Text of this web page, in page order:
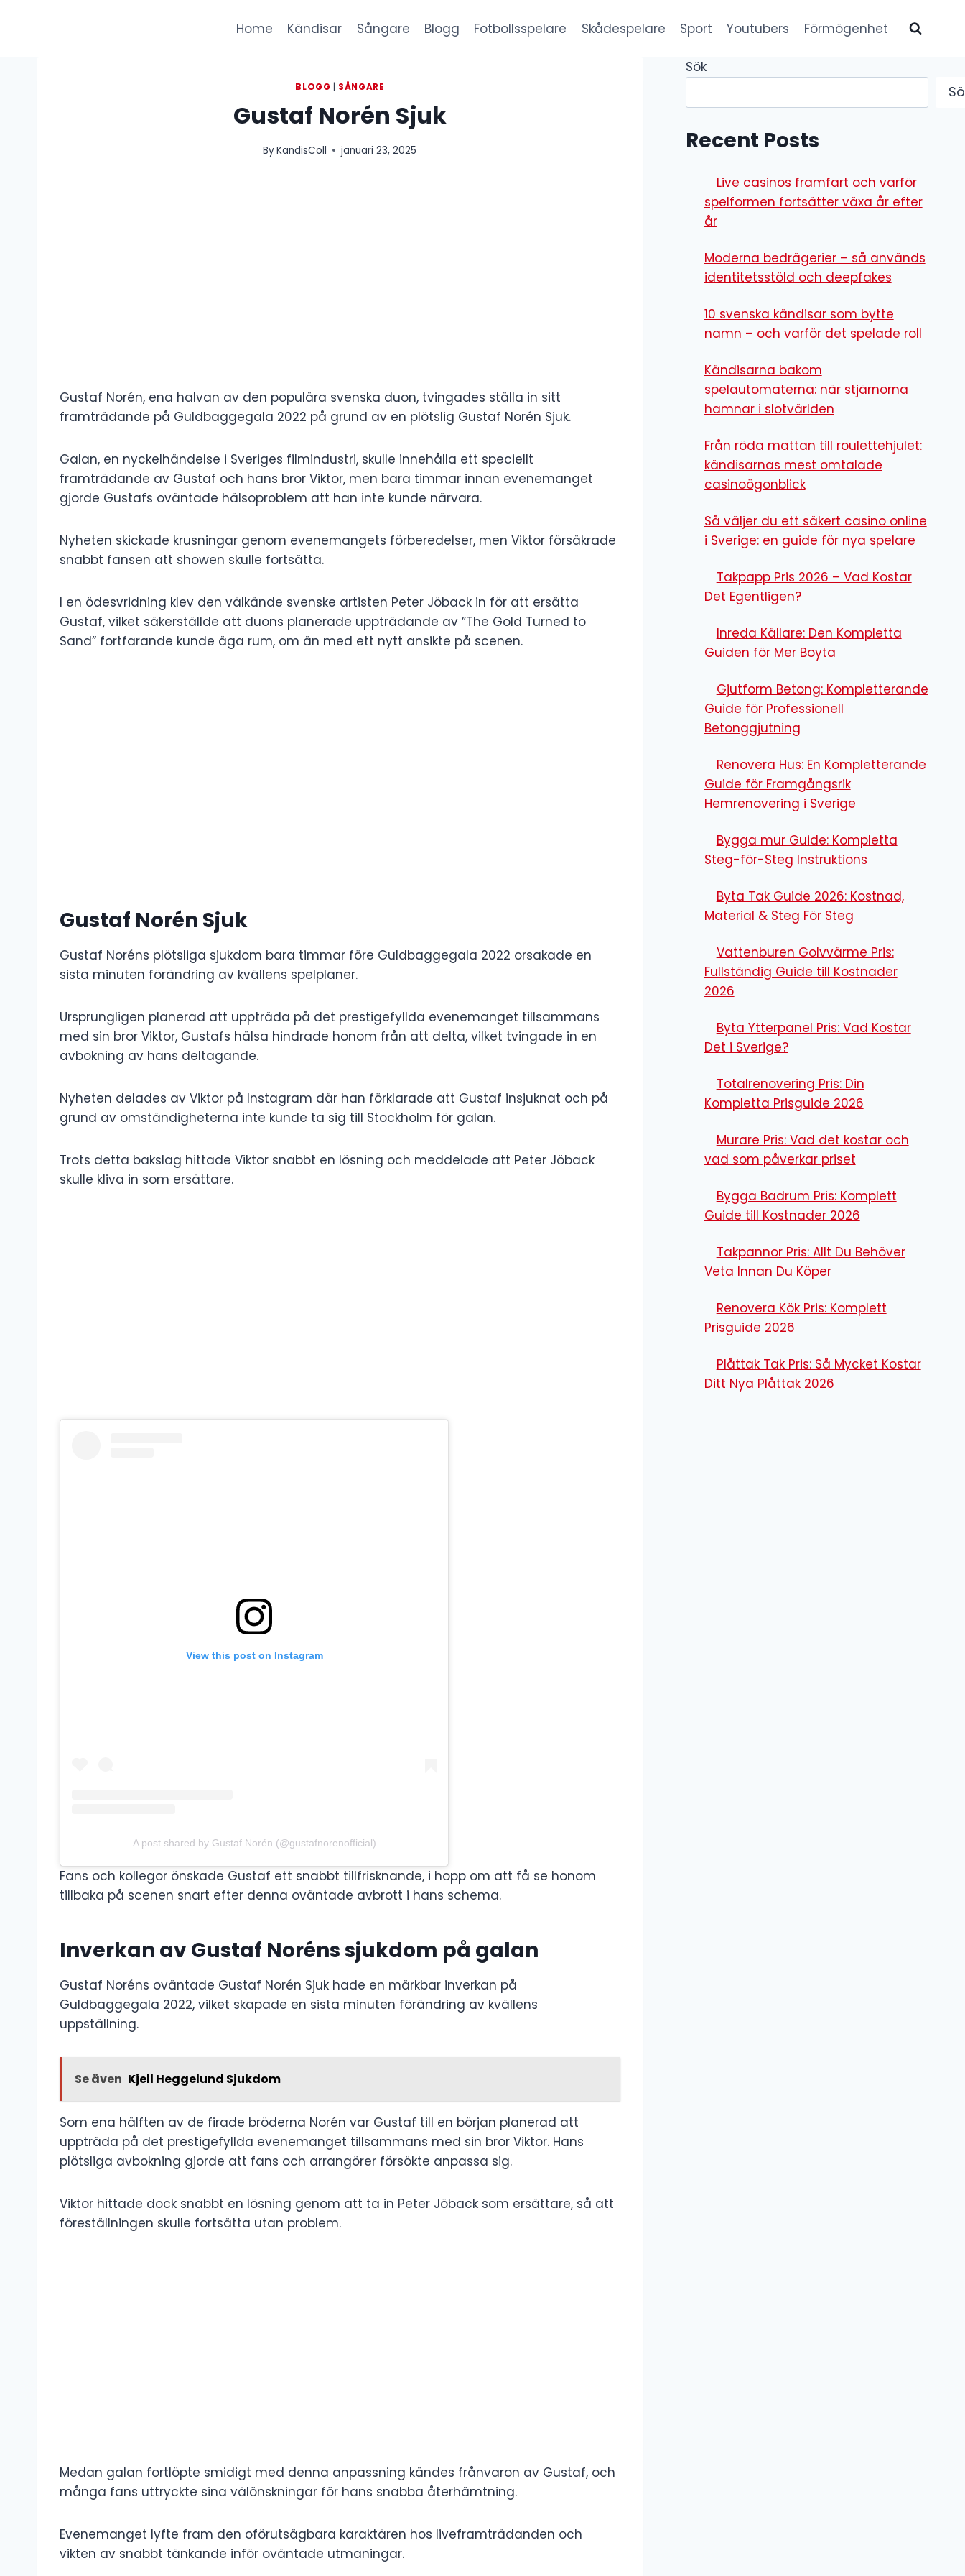
Home Kändisar Sångare Blogg Fotbollsspelare Skådespelare Sport Youtubers Förmögenhet
BLOGG SÅNGARE
Gustaf Norén Sjuk
ByKandisColl januari 23, 2025
Gustaf Norén, ena halvan av den populära svenska duon, tvingades ställa in sitt
framträdande på Guldbaggegala 2022 på grund av en plötslig Gustaf Norén Sjuk.
Galan, en nyckelhändelse i Sveriges filmindustri, skulle innehålla ett speciellt
framträdande av Gustaf och hans bror Viktor, men bara timmar innan evenemanget
gjorde Gustafs oväntade hälsoproblem att han inte kunde närvara.
Nyheten skickade krusningar genom evenemangets förberedelser, men Viktor försäkrade
snabbt fansen att showen skulle fortsätta.
I en ödesvridning klev den välkände svenske artisten Peter Jöback in för att ersätta
Gustaf, vilket säkerställde att duons planerade uppträdande av ”The Gold Turned to
Sand” fortfarande kunde äga rum, om än med ett nytt ansikte på scenen.
Gustaf Norén Sjuk
Gustaf Noréns plötsliga sjukdom bara timmar före Guldbaggegala 2022 orsakade en
sista minuten förändring av kvällens spelplaner.
Ursprungligen planerad att uppträda på det prestigefyllda evenemanget tillsammans
med sin bror Viktor, Gustafs hälsa hindrade honom från att delta, vilket tvingade in en
avbokning av hans deltagande.
Nyheten delades av Viktor på Instagram där han förklarade att Gustaf insjuknat och på
grund av omständigheterna inte kunde ta sig till Stockholm för galan.
Trots detta bakslag hittade Viktor snabbt en lösning och meddelade att Peter Jöback
skulle kliva in som ersättare.
View this post on Instagram
A post shared by Gustaf Norén (@gustafnorenofficial)
Fans och kollegor önskade Gustaf ett snabbt tillfrisknande, i hopp om att få se honom
tillbaka på scenen snart efter denna oväntade avbrott i hans schema.
Inverkan av Gustaf Noréns sjukdom på galan
Gustaf Noréns oväntade Gustaf Norén Sjuk hade en märkbar inverkan på
Guldbaggegala 2022, vilket skapade en sista minuten förändring av kvällens
uppställning.
Se även Kjell Heggelund Sjukdom
Som ena hälften av de firade bröderna Norén var Gustaf till en början planerad att
uppträda på det prestigefyllda evenemanget tillsammans med sin bror Viktor. Hans
plötsliga avbokning gjorde att fans och arrangörer försökte anpassa sig.
Viktor hittade dock snabbt en lösning genom att ta in Peter Jöback som ersättare, så att
föreställningen skulle fortsätta utan problem.
Medan galan fortlöpte smidigt med denna anpassning kändes frånvaron av Gustaf, och
många fans uttryckte sina välönskningar för hans snabba återhämtning.
Evenemanget lyfte fram den oförutsägbara karaktären hos liveframträdanden och
vikten av snabbt tänkande inför oväntade utmaningar.
Sök
Recent Posts
Live casinos framfart och varför
spelformen fortsätter växa år efter
år
Moderna bedrägerier – så används
identitetsstöld och deepfakes
10 svenska kändisar som bytte
namn – och varför det spelade roll
Kändisarna bakom
spelautomaterna: när stjärnorna
hamnar i slotvärlden
Från röda mattan till roulettehjulet:
kändisarnas mest omtalade
casinoögonblick
Så väljer du ett säkert casino online
i Sverige: en guide för nya spelare
Takpapp Pris 2026 – Vad Kostar
Det Egentligen?
Inreda Källare: Den Kompletta
Guiden för Mer Boyta
Gjutform Betong: Kompletterande
Guide för Professionell
Betonggjutning
Renovera Hus: En Kompletterande
Guide för Framgångsrik
Hemrenovering i Sverige
Bygga mur Guide: Kompletta
Steg-för-Steg Instruktions
Byta Tak Guide 2026: Kostnad,
Material & Steg För Steg
Vattenburen Golvvärme Pris:
Fullständig Guide till Kostnader
2026
Byta Ytterpanel Pris: Vad Kostar
Det i Sverige?
Totalrenovering Pris: Din
Kompletta Prisguide 2026
Murare Pris: Vad det kostar och
vad som påverkar priset
Bygga Badrum Pris: Komplett
Guide till Kostnader 2026
Takpannor Pris: Allt Du Behöver
Veta Innan Du Köper
Renovera Kök Pris: Komplett
Prisguide 2026
Plåttak Tak Pris: Så Mycket Kostar
Ditt Nya Plåttak 2026